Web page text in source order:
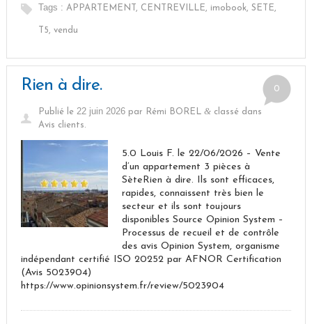
Tags : APPARTEMENT , CENTREVILLE, imobook, SETE,
T5, vendu
0
Rien à dire.
Publié le 22 juin 2026par Rémi BOREL &classé dans
Avis clients
5.0 Louis F. le 22/06/2026 – Vente
d’un appartement 3 pièces à
SèteRien à dire. Ils sont efficaces,
rapides, connaissent très bien le
secteur et ils sont toujours
disponibles Source Opinion System –
Processus de recueil et de contrôle
des avis Opinion System, organisme
indépendant certifié ISO 20252 par AFNOR Certification
(Avis 5023904)
https://www.opinionsystem.fr/review/5023904